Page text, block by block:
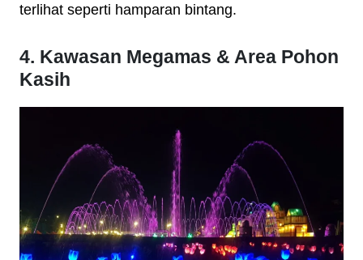
terlihat seperti hamparan bintang.
4. Kawasan Megamas & Area Pohon
Kasih